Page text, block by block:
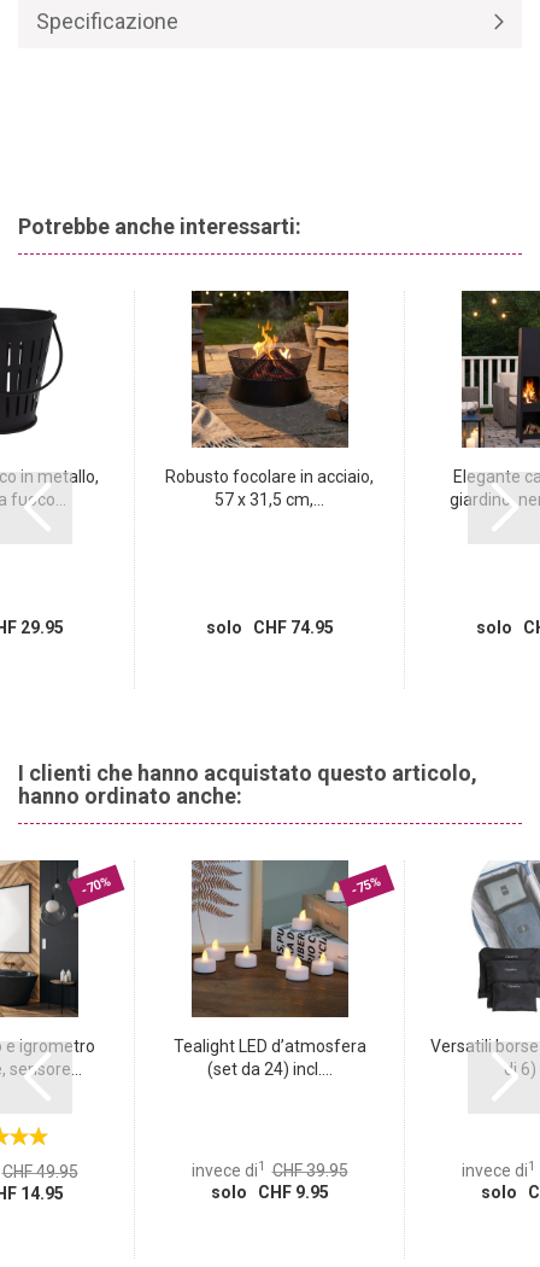
maniglie incassate per il trasporto. La base è costituita da una
robusta piastra forata. Il design è completato da una griglia e da
Specificazione
Potrebbe anche interessarti:
in metallo,
fuoco...
29.95
Robusto focolare in acciaio,
57 x 31,5 cm,...
solo CHF 74.95
Elegante
giardino.
solo
I clienti che hanno acquistato questo articolo,
hanno ordinato anche:
-70%
e igrometro
CHF 49.95
14.95
-75%
Tealight LED d’atmosfera
(set da 24) incl....
invece di1 CHF 39.95
solo CHF 9.95
Versatili
di 6)
invece di1
solo